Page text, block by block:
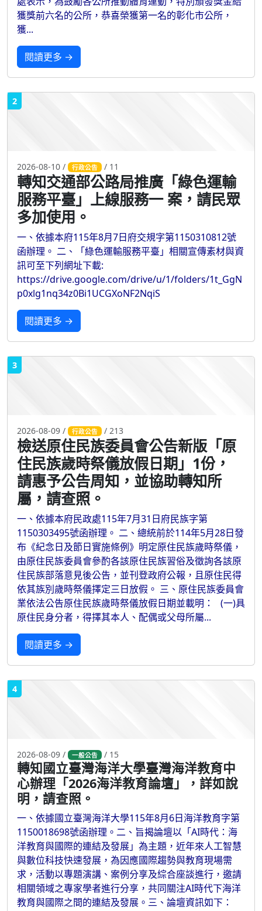
獲獎前六名的公所，恭喜榮獲第一名的彰化市公所，
獲...
閱讀更多 →
2
2026-08-10 / 行政公告 / 11
轉知交通部公路局推廣「綠色運輸
服務平臺」上線服務一 案，請民眾
多加使用。
一、依據本府115年8月7日府交規字第1150310812號
函辦理。 二、「綠色運輸服務平臺」相關宣傳素材與資
訊可至下列網址下載:
https://drive.google.com/drive/u/1/folders/1t_GgN
p0xlg1nq34z0Bi1UCGXoNF2NqiS
閱讀更多 →
3
2026-08-09 / 行政公告 / 213
檢送原住民族委員會公告新版「原
住民族歲時祭儀放假日期」1份，
請惠予公告周知，並協助轉知所
屬，請查照。
一、依據本府民政處115年7月31日府民族字第
1150303495號函辦理。 二、總統前於114年5月28日發
布《紀念日及節日實施條例》明定原住民族歲時祭儀，
由原住民族委員會參酌各該原住民族習俗及徵詢各該原
住民族部落意見後公告，並刊登政府公報，且原住民得
依其族別歲時祭儀擇定三日放假。 三、原住民族委員會
業依法公告原住民族歲時祭儀放假日期並載明： (一)具
原住民身分者，得擇其本人、配偶或父母所屬...
閱讀更多 →
4
2026-08-09 / 一般公告 / 15
轉知國立臺灣海洋大學臺灣海洋教育中
心辦理「2026海洋教育論壇」，詳如說
明，請查照。
一、依據國立臺灣海洋大學115年8月6日海洋教育字第
1150018698號函辦理。二、旨揭論壇以「AI時代：海
洋教育與國際的連結及發展」為主題，近年來人工智慧
與數位科技快速發展，為因應國際趨勢與教育現場需
求，活動以專題演講、案例分享及綜合座談進行，邀請
相關領域之專家學者進行分享，共同關注AI時代下海洋
教育與國際之間的連結及發展。三、論壇資訊如下：